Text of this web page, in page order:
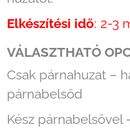
Elkészítési idő: 2-3
VÁLASZTHATÓ
Csak párnahuzat –
párnabelsőd
Kész párnabelsővel